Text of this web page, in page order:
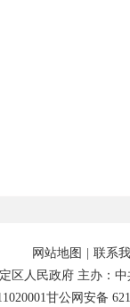
网站地图 联系
区人民政府 主办：
甘公网安备